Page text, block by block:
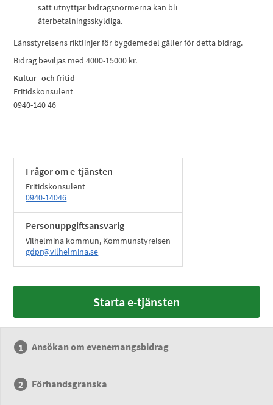
sätt utnyttjar bidrags­normerna kan bli
återbetalningsskyldiga.
Länsstyrelsens riktlinjer för bygdemedel gäller för detta bidrag.
Bidrag beviljas med 4000-15000 kr.
Kultur- och fritid
Fritidskonsulent
0940-140 46
Frågor om e-tjänsten
Fritidskonsulent
0940-14046
Personuppgiftsansvarig
Vilhelmina kommun, Kommunstyrelsen
gdpr@vilhelmina.se
Starta e-tjänsten
Ansökan om evenemangsbidrag
Förhandsgranska